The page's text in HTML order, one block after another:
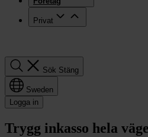
Privat
Sök Stäng
Sweden
Logga in
Trygg inkasso hela